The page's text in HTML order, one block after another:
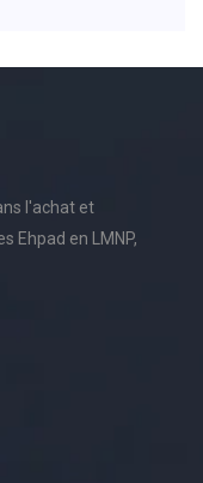
l'achat et
Ehpad en LMNP,